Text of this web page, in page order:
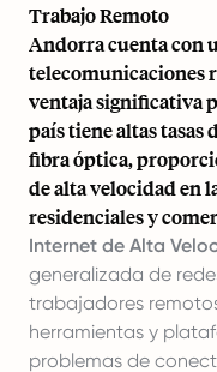
Trabajo Remoto
Andorra cuenta con
telecomunicaciones
ventaja significativa
país tiene altas
fibra óptica,
de alta velocidad en
residenciales y
Internet de Alta
generalizada de
trabajadores
herramientas y
problemas de